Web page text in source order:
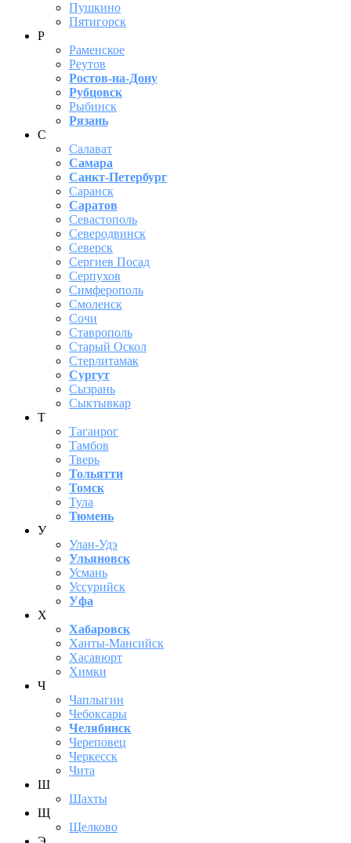
Пушкино
Пятигорск
Р
Раменское
Реутов
Ростов-на-Дону
Рубцовск
Рыбинск
Рязань
С
Салават
Самара
Санкт-Петербург
Саранск
Саратов
Севастополь
Северодвинск
Северск
Сергиев Посад
Серпухов
Симферополь
Смоленск
Сочи
Ставрополь
Старый Оскол
Стерлитамак
Сургут
Сызрань
Сыктывкар
Т
Таганрог
Тамбов
Тверь
Тольятти
Томск
Тула
Тюмень
У
Улан-Удэ
Ульяновск
Усмань
Уссурийск
Уфа
Х
Хабаровск
Ханты-Мансийск
Хасавюрт
Химки
Ч
Чаплыгин
Чебоксары
Челябинск
Череповец
Черкесск
Чита
Ш
Шахты
Щ
Щелково